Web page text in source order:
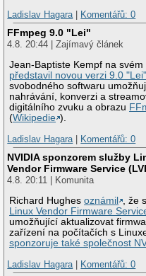
Ladislav Hagara
Komentářů: 0
FFmpeg 9.0 "Lei"
4.8. 20:44 | Zajímavý článek
Jean-Baptiste Kempf na svém
představil novou verzi 9.0 "Lei"
svobodného softwaru
nahrávání, konverzi a
digitálního zvuku a obrazu
(Wikipedie ).
Ladislav Hagara
Komentářů: 0
NVIDIA sponzorem služby
Vendor Firmware Service
4.8. 20:11 | Komunita
Richard Hughesoznámil
, že
Linux Vendor Firmware
umožňující aktualizovat
zařízení na počítačích s
sponzoruje také společnost
Ladislav Hagara | Komentářů: 0